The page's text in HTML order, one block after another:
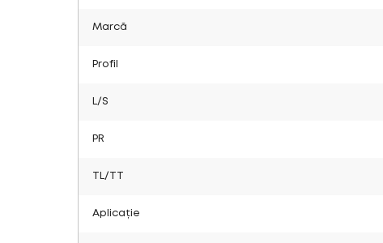
Marcă
Profil
L/S
PR
TL/TT
Aplicație